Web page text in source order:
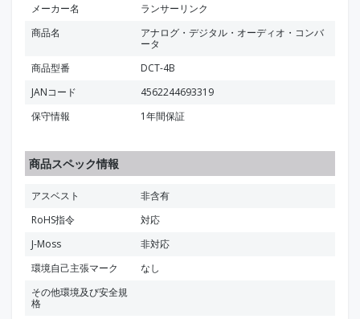
メーカー名
ランサーリンク
商品名
アナログ・デジタル・オーディオ・コンバ
ータ
商品型番
DCT-4B
JANコード
4562244693319
保守情報
1年間保証
商品スペック情報
アスベスト
非含有
RoHS指令
対応
J-Moss
非対応
環境自己主張マーク
なし
その他環境及び安全規
格